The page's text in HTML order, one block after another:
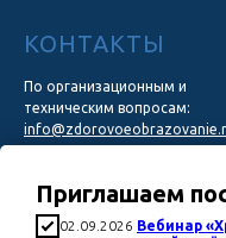
Приглашаем
02.09.2026 Вебинар
КОНТАКТЫ
По организационным и
техническим вопросам: